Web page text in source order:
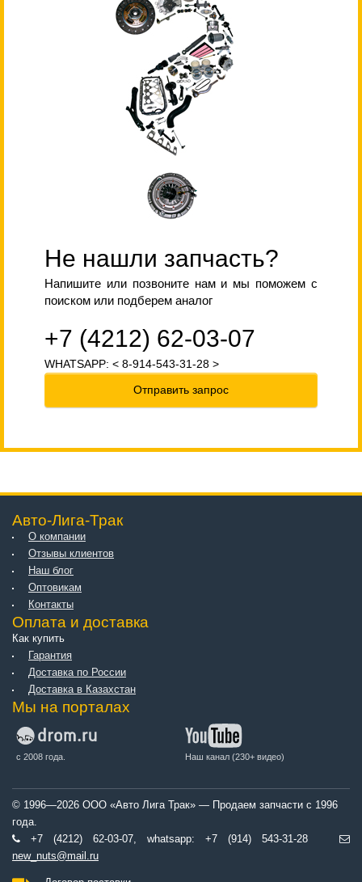
Не нашли запчасть?
Напишите или позвоните нам и мы поможем с
поиском или подберем аналог
+7 (4212) 62-03-07
WHATSAPP: < 8-914-543-31-28 >
Отправить запрос
Авто-Лига-Трак
О компании
Отзывы клиентов
Наш блог
Оптовикам
Контакты
Оплата и доставка
Как купить
Гарантия
Доставка по России
Доставка в Казахстан
Мы на порталах
с 2008 года. Наш канал (230+ видео)
© 1996—2026 ООО «Авто Лига Трак» — Продаем запчасти с 1996
года.
+7 (4212) 62-03-07, whatsapp: +7 (914) 543-31-28
new_nuts@mail.ru